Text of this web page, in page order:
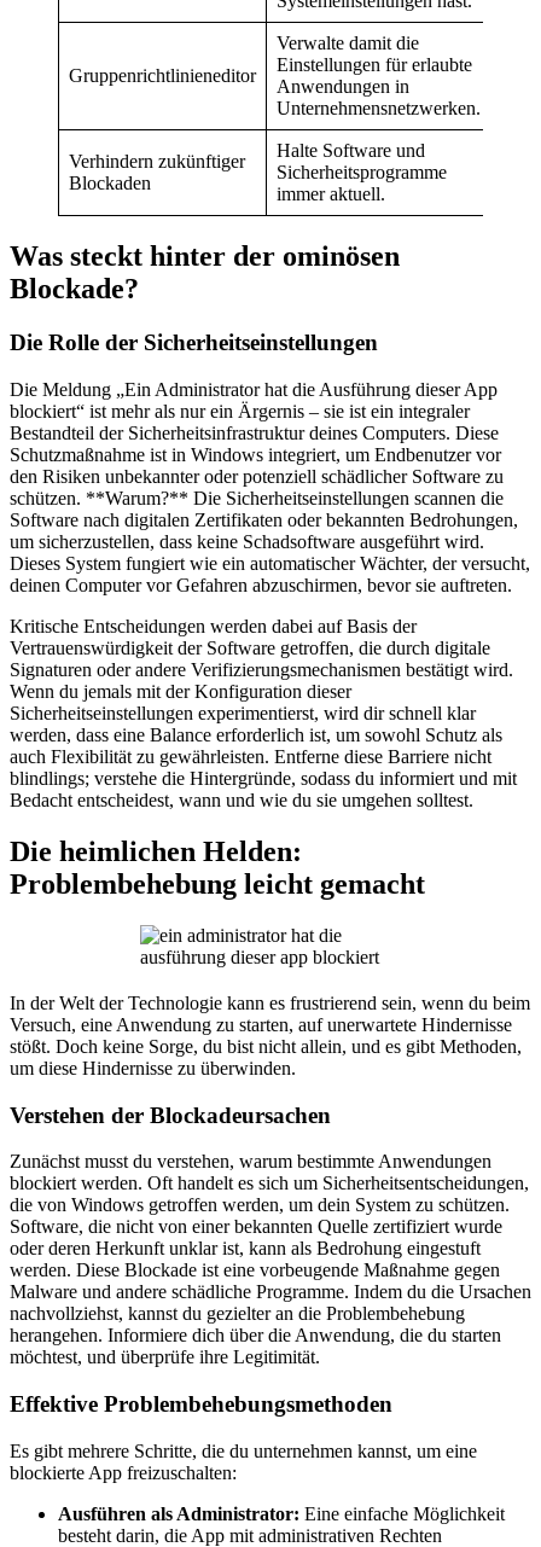
Gruppenrichtlinieneditor
Verwalte damit die
Einstellungen für erlaubte
Anwendungen in
Unternehmensnetzwerken.
Verhindern zukünftiger
Blockaden
Halte Software und
Sicherheitsprogramme
immer aktuell.
Was steckt hinter der ominösen
Blockade?
Die Rolle der Sicherheitseinstellungen
Die Meldung „Ein Administrator hat die Ausführung dieser App
blockiert“ ist mehr als nur ein Ärgernis – sie ist ein integraler
Bestandteil der Sicherheitsinfrastruktur deines Computers. Diese
Schutzmaßnahme ist in Windows integriert, um Endbenutzer vor
den Risiken unbekannter oder potenziell schädlicher Software zu
schützen. **Warum?** Die Sicherheitseinstellungen scannen die
Software nach digitalen Zertifikaten oder bekannten Bedrohungen,
um sicherzustellen, dass keine Schadsoftware ausgeführt wird.
Dieses System fungiert wie ein automatischer Wächter, der versucht,
deinen Computer vor Gefahren abzuschirmen, bevor sie auftreten.
Kritische Entscheidungen werden dabei auf Basis der
Vertrauenswürdigkeit der Software getroffen, die durch digitale
Signaturen oder andere Verifizierungsmechanismen bestätigt wird.
Wenn du jemals mit der Konfiguration dieser
Sicherheitseinstellungen experimentierst, wird dir schnell klar
werden, dass eine Balance erforderlich ist, um sowohl Schutz als
auch Flexibilität zu gewährleisten. Entferne diese Barriere nicht
blindlings; verstehe die Hintergründe, sodass du informiert und mit
Bedacht entscheidest, wann und wie du sie umgehen solltest.
Die heimlichen Helden:
Problembehebung leicht gemacht
In der Welt der Technologie kann es frustrierend sein, wenn du beim
Versuch, eine Anwendung zu starten, auf unerwartete Hindernisse
stößt. Doch keine Sorge, du bist nicht allein, und es gibt Methoden,
um diese Hindernisse zu überwinden.
Verstehen der Blockadeursachen
Zunächst musst du verstehen, warum bestimmte Anwendungen
blockiert werden. Oft handelt es sich um Sicherheitsentscheidungen,
die von Windows getroffen werden, um dein System zu schützen.
Software, die nicht von einer bekannten Quelle zertifiziert wurde
oder deren Herkunft unklar ist, kann als Bedrohung eingestuft
werden. Diese Blockade ist eine vorbeugende Maßnahme gegen
Malware und andere schädliche Programme. Indem du die Ursachen
nachvollziehst, kannst du gezielter an die Problembehebung
herangehen. Informiere dich über die Anwendung, die du starten
möchtest, und überprüfe ihre Legitimität.
Effektive Problembehebungsmethoden
Es gibt mehrere Schritte, die du unternehmen kannst, um eine
blockierte App freizuschalten:
Ausführen als Administrator: Eine einfache Möglichkeit
besteht darin, die App mit administrativen Rechten